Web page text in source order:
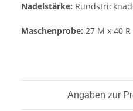
Nadelstärke:
Maschenprobe: 27 M x 40
Angaben zur